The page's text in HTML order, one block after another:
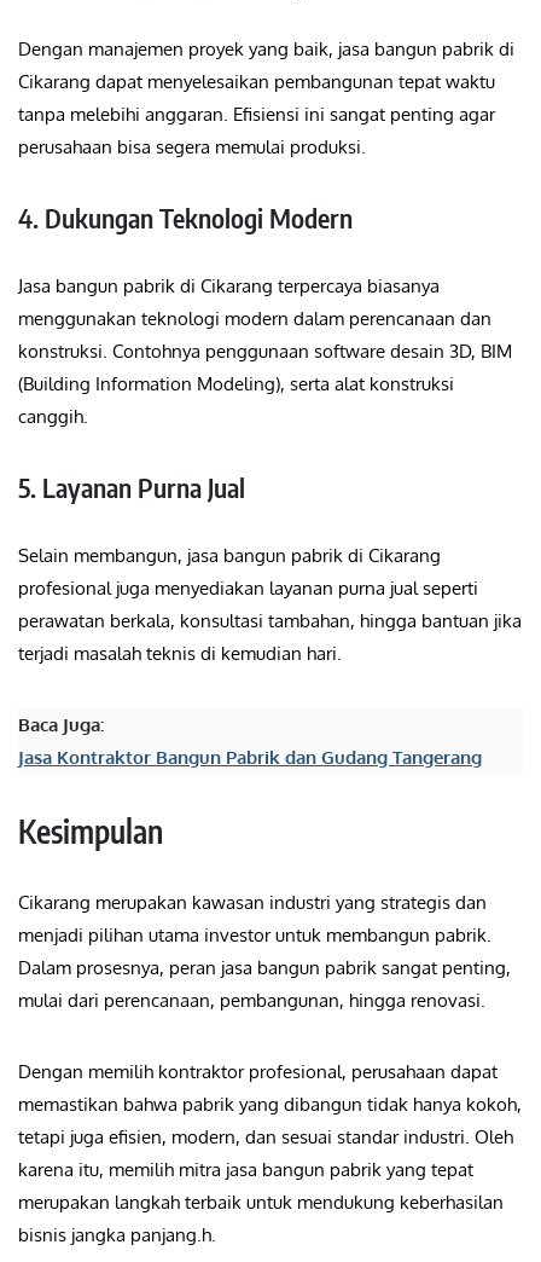
Dengan manajemen proyek yang baik, jasa bangun pabrik di
Cikarang dapat menyelesaikan pembangunan tepat waktu
tanpa melebihi anggaran. Efisiensi ini sangat penting agar
perusahaan bisa segera memulai produksi.
4. Dukungan Teknologi Modern
Jasa bangun pabrik di Cikarang terpercaya biasanya
menggunakan teknologi modern dalam perencanaan dan
konstruksi. Contohnya penggunaan software desain 3D, BIM
(Building Information Modeling), serta alat konstruksi
canggih.
5. Layanan Purna Jual
Selain membangun, jasa bangun pabrik di Cikarang
profesional juga menyediakan layanan purna jual seperti
perawatan berkala, konsultasi tambahan, hingga bantuan jika
terjadi masalah teknis di kemudian hari.
Baca Juga:
Jasa Kontraktor Bangun Pabrik dan Gudang Tangerang
Kesimpulan
Cikarang merupakan kawasan industri yang strategis dan
menjadi pilihan utama investor untuk membangun pabrik.
Dalam prosesnya, peran jasa bangun pabrik sangat penting,
mulai dari perencanaan, pembangunan, hingga renovasi.
Dengan memilih kontraktor profesional, perusahaan dapat
memastikan bahwa pabrik yang dibangun tidak hanya kokoh,
tetapi juga efisien, modern, dan sesuai standar industri. Oleh
karena itu, memilih mitra jasa bangun pabrik yang tepat
merupakan langkah terbaik untuk mendukung keberhasilan
bisnis jangka panjang.h.